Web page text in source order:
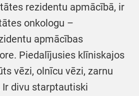
rezidentu apmācībā, ir
onkologu –
apmācības
Piedalījusies klīniskajos
vēzi, olnīcu vēzi, zarnu
Ir divu starptautiski